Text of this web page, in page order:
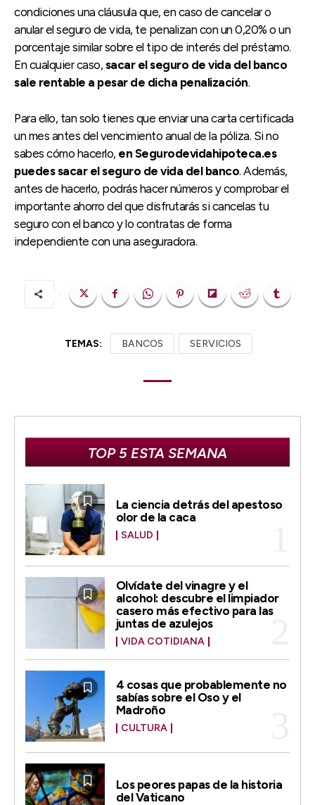
condiciones una cláusula que, en caso de cancelar o
anular el seguro de vida, te penalizan con un 0,20% o un
porcentaje similar sobre el tipo de interés del préstamo.
En cualquier caso, sacar el seguro de vida del banco
sale rentable a pesar de dicha penalización.
Para ello, tan solo tienes que enviar una carta certificada
un mes antes del vencimiento anual de la póliza. Si no
sabes cómo hacerlo, en Segurodevidahipoteca.es
puedes sacar el seguro de vida del banco. Además,
antes de hacerlo, podrás hacer números y comprobar el
importante ahorro del que disfrutarás si cancelas tu
seguro con el banco y lo contratas de forma
independiente con una aseguradora.
TEMAS: BANCOS SERVICIOS
TOP 5 ESTA SEMANA
La ciencia detrás del apestoso
olor de la caca
SALUD
Olvídate del vinagre y el
alcohol: descubre el limpiador
casero más efectivo para las
juntas de azulejos
VIDA COTIDIANA
4 cosas que probablemente no
sabías sobre el Oso y el
Madroño
CULTURA
Los peores papas de la historia
del Vaticano